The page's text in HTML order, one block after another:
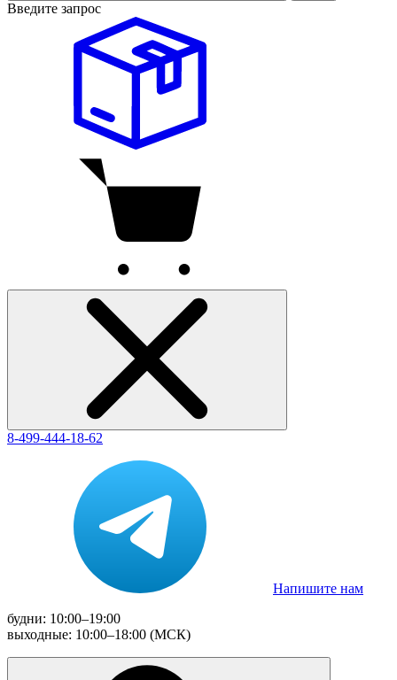
Введите запрос
8-499-444-18-62
Напишите нам
будни: 10:00–19:00
выходные: 10:00–18:00 (МСК)